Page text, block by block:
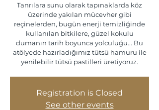
Tanrılara sunu olarak tapınaklarda köz
üzerinde yakılan mücevher gibi
reçinelerden, bugün enerji temizliğinde
kullanılan bitkilere, güzel kokulu
dumanın tarih boyunca yolculuğu... Bu
atölyede hazırladığımız tütsü hamuru ile
yenilebilir tütsü pastilleri üretiyoruz.
Registration is Closed
See other events